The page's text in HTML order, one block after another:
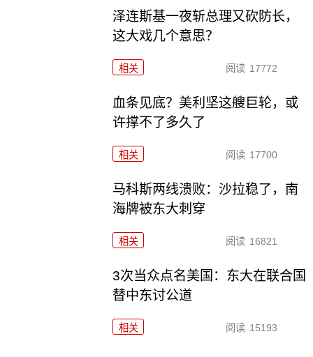
泽连斯基一夜斩总理又砍防长，
这大戏几个意思？
相关 阅读 17772
血条见底？美利坚这艘巨轮，或
许撑不了多久了
相关 阅读 17700
马科斯两线溃败：沙拉稳了，南
海牌被东大刺穿
相关 阅读 16821
3次当众点名美国：东大在联合国
替中东讨公道
相关 阅读 15193